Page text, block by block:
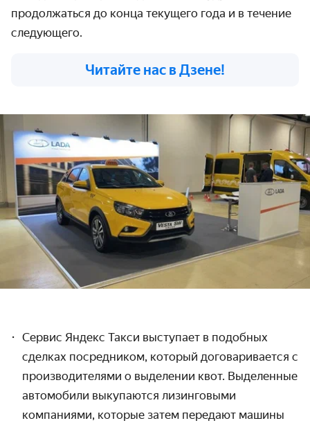
продолжаться до конца текущего года и в течение
следующего.
Читайте нас в Дзене!
Сервис Яндекс Такси выступает в подобных
сделках посредником, который договаривается с
производителями о выделении квот. Выделенные
автомобили выкупаются лизинговыми
компаниями, которые затем передают машины